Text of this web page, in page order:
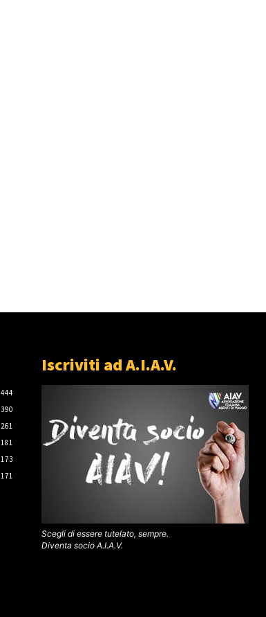
444
390
261
181
173
171
Iscriviti ad A.I.A.V.
Scegli di essere tutelato, sempre.
Diventa socio A.I.A.V.